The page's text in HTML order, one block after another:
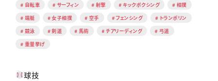
自転車
サーフィン 射撃 キックボクシング
相撲
端艇
女子相撲 空手 フェンシング
トランポリン
競泳
剣道 馬術 チアリーディング
弓道
重量挙げ
球技